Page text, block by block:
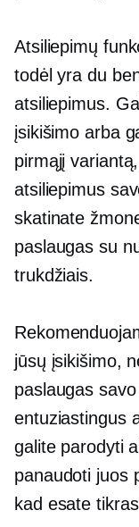
Atsiliepimų
todėl yra du
atsiliepimus.
įsikišimo arba
pirmąjį
atsiliepimus
skatinate
paslaugas su
trukdžiais.
jūsų įsikišimo,
paslaugas
entuziastingus
galite parodyti
panaudoti juos
kad esate